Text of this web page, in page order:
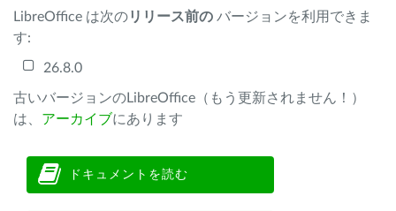
LibreOffice は次のリリース前の バージョンを利用できま
す:
26.8.0
古いバージョンのLibreOffice（もう更新されません！）
は、 アーカイブにあります
ドキュメントを読む